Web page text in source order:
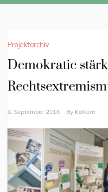
Projektarchiv
Demokratie
8. September 2016 By KoKont